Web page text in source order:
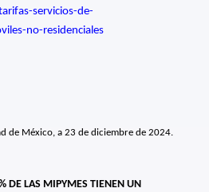
servicios-de-
no-residenciales
de México, a 23 de diciembre de 2024.
DE LAS MIPYMES TIENEN UN